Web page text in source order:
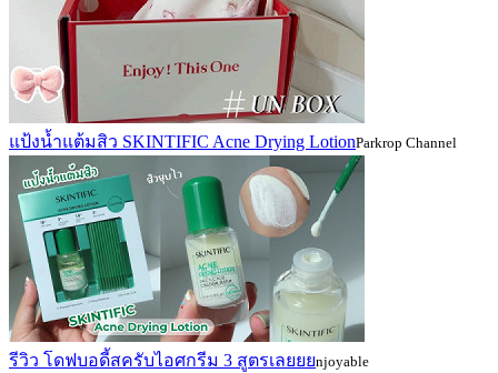
แป้งน้ำแต้มสิว SKINTIFIC Acne Drying LotionParkrop Channel
รีวิว โดฟบอดี้สครับไอศกรีม 3 สูตรเลยยยnjoyable